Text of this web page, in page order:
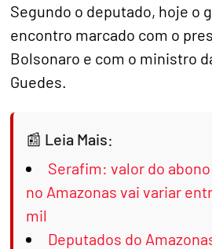
Segundo o deputado, hoje o
encontro marcado com o
Bolsonaro e com o ministro
Guedes.
Leia Mais:
Serafim: valor do
no Amazonas vai variar
mil
Deputados do